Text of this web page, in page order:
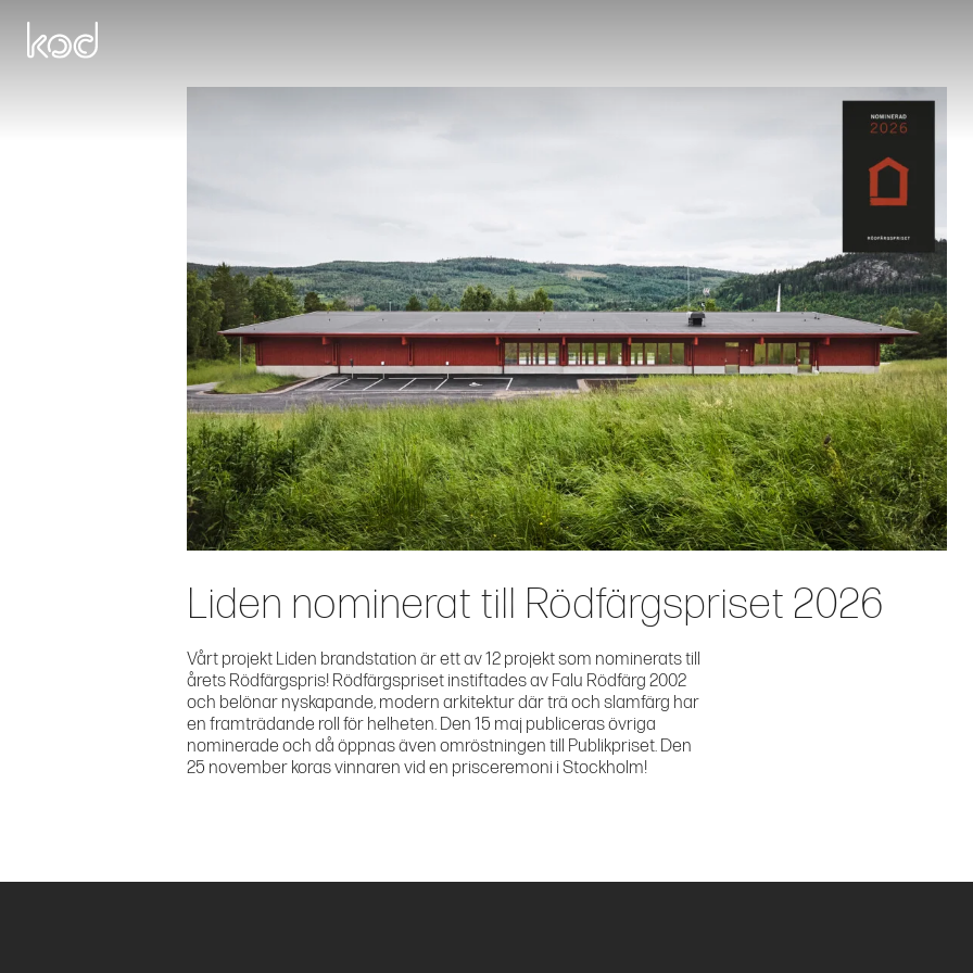
Liden nominerat till Rödfärgspriset 2026
Vårt projekt Liden brandstation är ett av 12 projekt som nominerats till
årets Rödfärgspris! Rödfärgspriset instiftades av Falu Rödfärg 2002
och belönar nyskapande, modern arkitektur där trä och slamfärg har
en framträdande roll för helheten. Den 15 maj publiceras övriga
nominerade och då öppnas även omröstningen till Publikpriset. Den
25 november koras vinnaren vid en prisceremoni i Stockholm!